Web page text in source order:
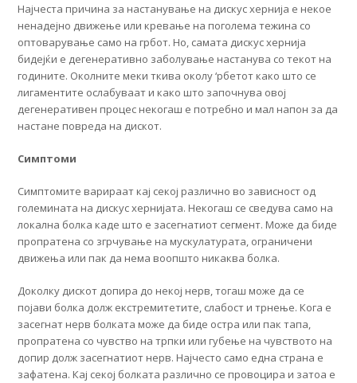
Најчеста причина за настанување на дискус хернија е некое
ненадејно движење или кревање на поголема тежина со
оптоварување само на грбот. Но, самата дискус хернија
бидејќи е дегенеративно заболување настанува со текот на
годините. Околните меки ткива околу ‘рбетот како што се
лигаментите ослабуваат и како што започнува овој
дегенеративен процес некогаш е потребно и мал напон за да
настане повреда на дискот.
Симптоми
Симптомите варираат кај секој различно во зависност од
големината на дискус хернијата. Некогаш се сведува само на
локална болка каде што е засегнатиот сегмент. Може да биде
пропратена со згрчување на мускулатурата, ограничени
движења или пак да нема воопшто никаква болка.
Доколку дискот допира до некој нерв, тогаш може да се
појави болка долж екстремитетите, слабост и трнење. Кога е
засегнат нерв болката може да биде остра или пак тапа,
пропратена со чувство на трпки или губење на чувството на
допир долж засегнатиот нерв. Најчесто само една страна е
зафатена. Кај секој болката различно се провоцира и затоа е